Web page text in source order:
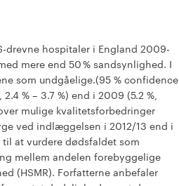
drevne hospitaler i England 2009-
mere end 50 % sandsynlighed. I
som undgåelige.(95 % confidence
% – 3.7 %) end i 2009 (5.2 %,
mulige kvalitetsforbedringer
ved indlæggelsen i 2012/13 end i
at vurdere dødsfaldet som
mellem andelen forebyggelige
(HSMR). Forfatterne anbefaler